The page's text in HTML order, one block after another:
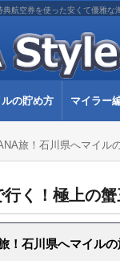
航空券を使った安くて優雅な
の貯め方 マイラー
旅！石川県へマイル
く！極上の
！石川県へマイル